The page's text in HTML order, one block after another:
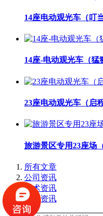
14座电动观光车（叮
14座-电动观光车（猛
23座电动观光车（启
旅游景区专用23座场
所有文章
公司资讯
技术资讯
行业资讯